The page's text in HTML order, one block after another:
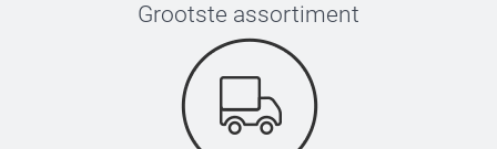
Grootste assortiment